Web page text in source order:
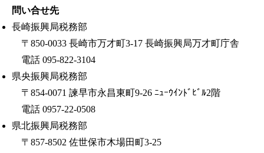
問い合せ先
長崎振興局税務部
〒850-0033 長崎市万才町3-17 長崎振興局万才町庁舎
電話 095-822-3104
県央振興局税務部
〒854-0071 諫早市永昌東町9-26 ﾆｭｰｳｲﾝﾄﾞﾋﾞﾙ2階
電話 0957-22-0508
県北振興局税務部
〒857-8502 佐世保市木場田町3-25